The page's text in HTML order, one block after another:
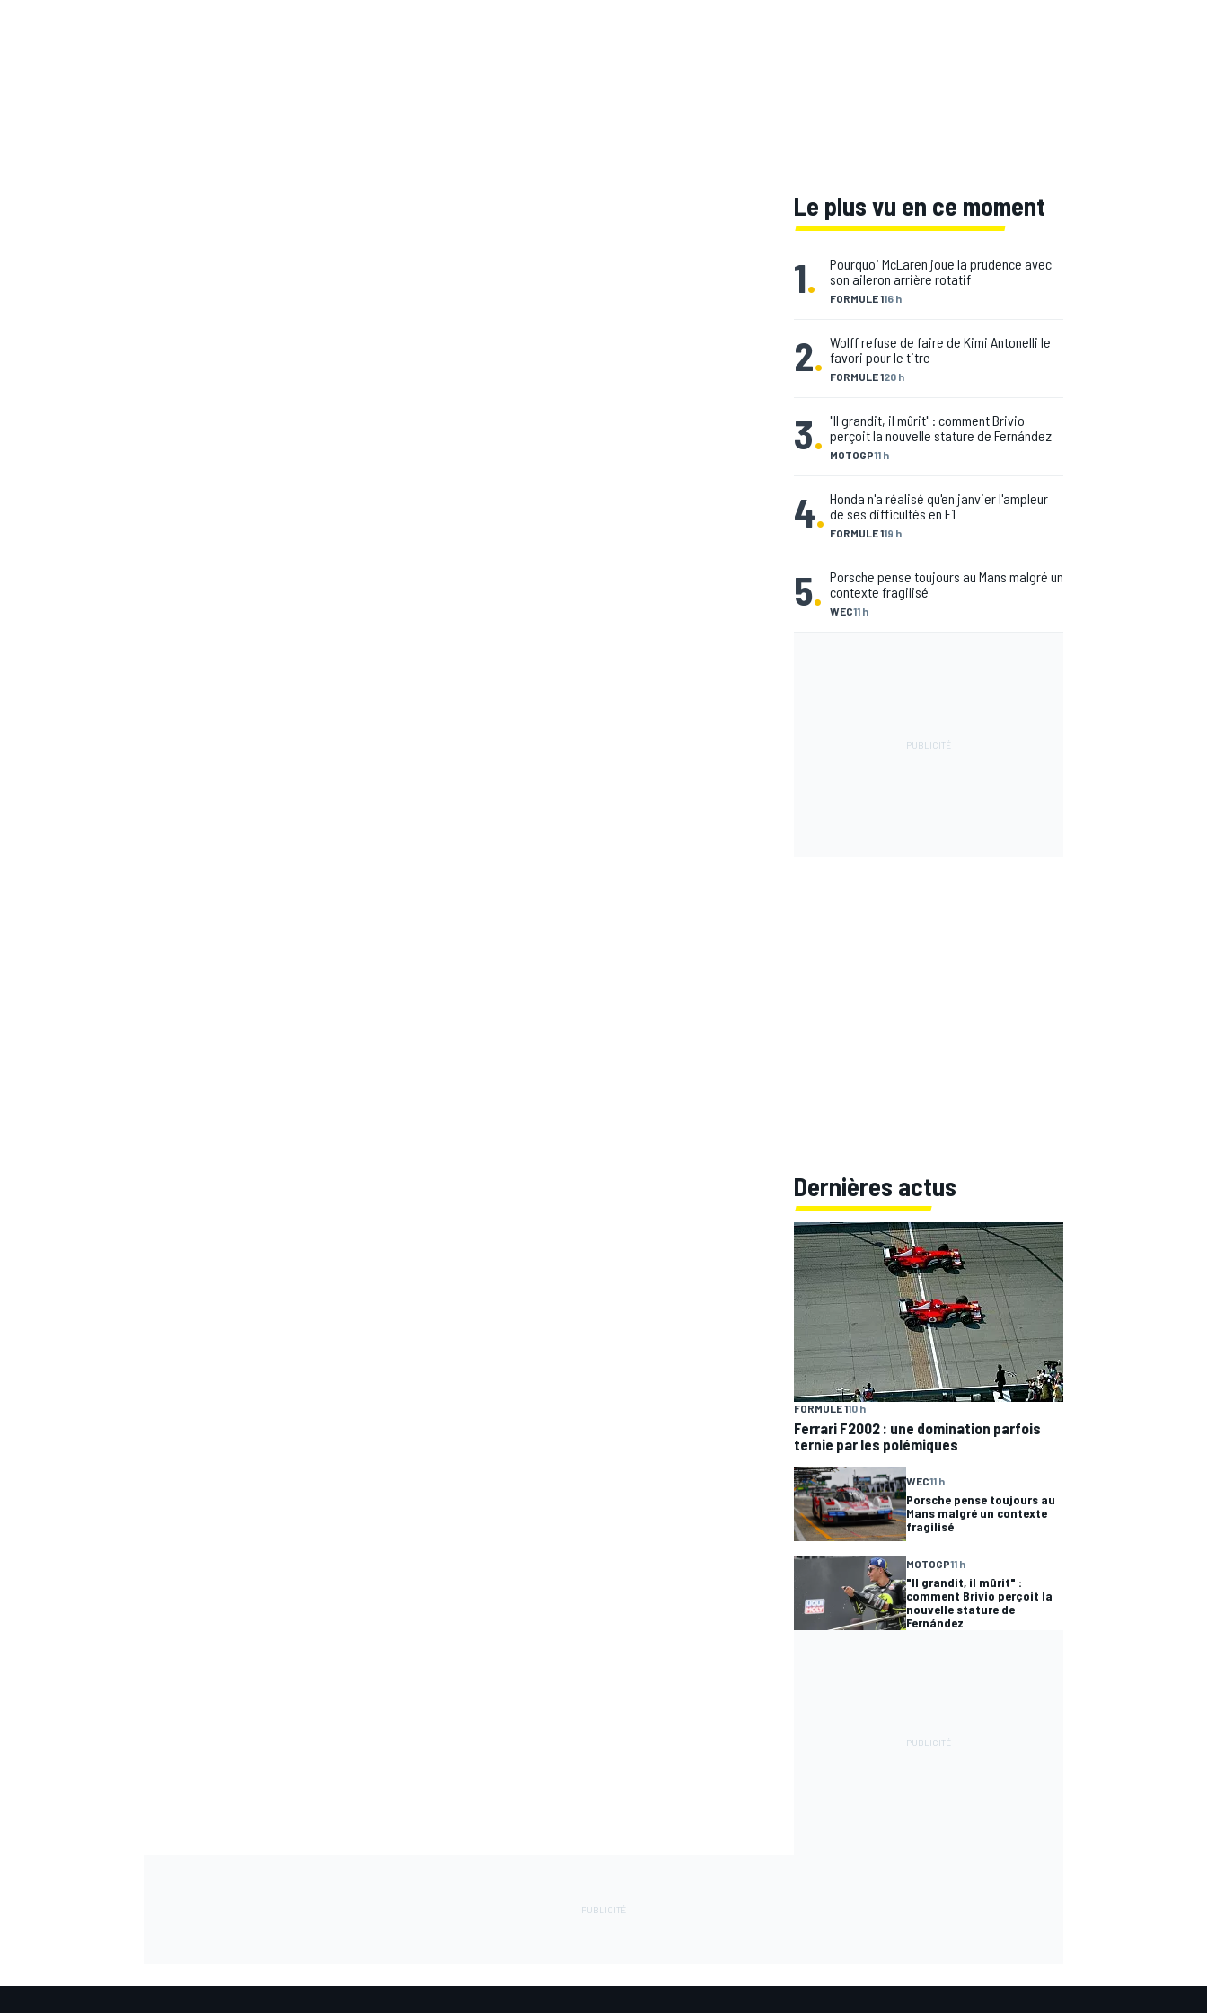
Le plus vu en ce moment
1. FORMULE 116 h
Pourquoi McLaren joue la prudence avec
son aileron arrière rotatif
2. FORMULE 120 h
Wolff refuse de faire de Kimi Antonelli le
favori pour le titre
3. MOTOGP11 h
"Il grandit, il mûrit" : comment Brivio
perçoit la nouvelle stature de Fernández
4. FORMULE 119 h
Honda n'a réalisé qu'en janvier l'ampleur
de ses difficultés en F1
5. WEC11 h
Porsche pense toujours au Mans malgré un
contexte fragilisé
Dernières actus
FORMULE 110 h
Ferrari F2002 : une domination parfois
ternie par les polémiques
WEC11 h
Porsche pense toujours au
Mans malgré un contexte
fragilisé
MOTOGP11 h
"Il grandit, il mûrit" :
comment Brivio perçoit la
nouvelle stature de
Fernández